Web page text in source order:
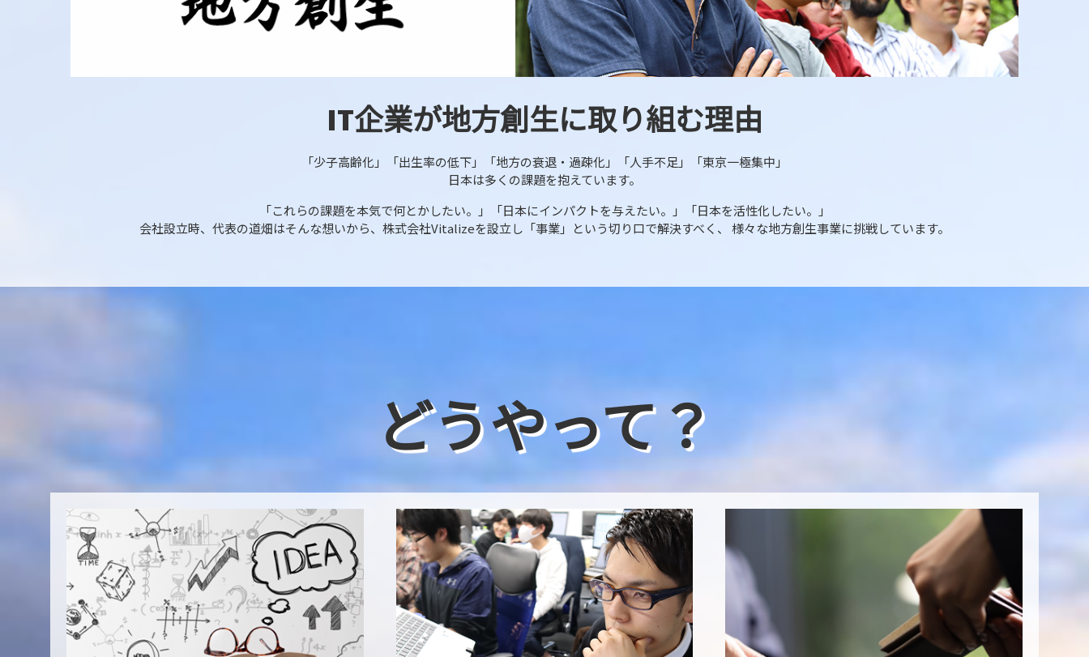
IT企業が地方創生に取り組む理由
「少子高齢化」「出生率の低下」「地方の衰退・過疎化」「人手不足」「東京一極集中」
日本は多くの課題を抱えています。
「これらの課題を本気で何とかしたい。」「日本にインパクトを与えたい。」「日本を活性化したい。」
会社設立時、代表の道畑はそんな想いから、株式会社Vitalizeを設立し「事業」という切り口で解決すべく、 様々な地方創生事業に挑戦しています。
どうやって？